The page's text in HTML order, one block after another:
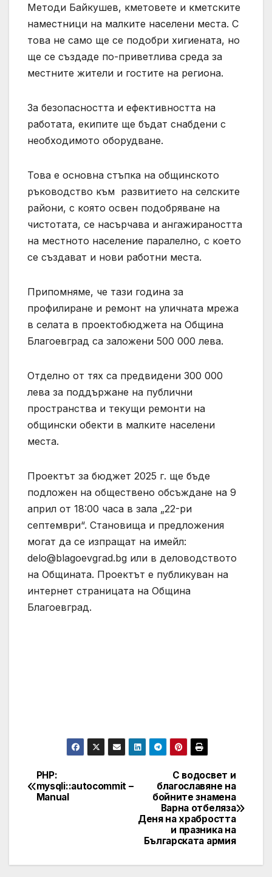
Методи Байкушев, кметовете и кметските
наместници на малките населени места. С
това не само ще се подобри хигиената, но
ще се създаде по-приветлива среда за
местните жители и гостите на региона.
За безопасността и ефективността на
работата, екипите ще бъдат снабдени с
необходимото оборудване.
Това е основна стъпка на общинското
ръководство към развитието на селските
райони, с която освен подобряване на
чистотата, се насърчава и ангажираността
на местното население паралелно, с което
се създават и нови работни места.
Припомняме, че тази година за
профилиране и ремонт на уличната мрежа
в селата в проектобюджета на Община
Благоевград са заложени 500 000 лева.
Отделно от тях са предвидени 300 000
лева за поддържане на публични
пространства и текущи ремонти на
общински обекти в малките населени
места.
Проектът за бюджет 2025 г. ще бъде
подложен на обществено обсъждане на 9
април от 18:00 часа в зала „22-ри
септември“. Становища и предложения
могат да се изпращат на имейл:
delo@blagoevgrad.bg или в деловодството
на Общината. Проектът е публикуван на
интернет страницата на Община
Благоевград.
Post
navigation
С водосвет и
благославяне на
бойните знамена
Варна отбеляза
Деня на храбростта
и празника на
Българската армия
PHP:
mysqli::autocommit –
Manual